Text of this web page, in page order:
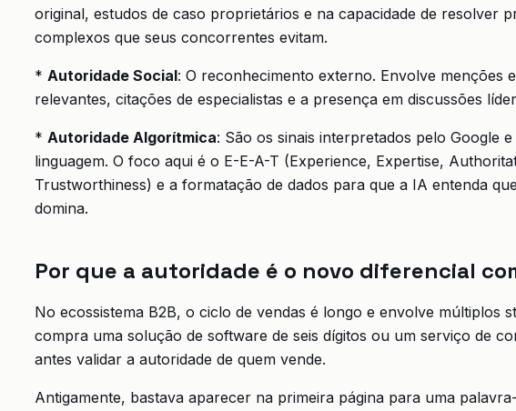
original, estudos de caso proprietários e na capacidade de resolver
complexos que seus concorrentes evitam.
* Autoridade Social: O reconhecimento externo. Envolve menções
relevantes, citações de especialistas e a presença em discussões
* Autoridade Algorítmica: São os sinais interpretados pelo Google
linguagem. O foco aqui é o E-E-A-T (Experience, Expertise,
Trustworthiness) e a formatação de dados para que a IA entenda
domina.
Por que a autoridade é o novo diferencial
No ecossistema B2B, o ciclo de vendas é longo e envolve múltiplos
compra uma solução de software de seis dígitos ou um serviço de
antes validar a autoridade de quem vende.
Antigamente, bastava aparecer na primeira página para uma